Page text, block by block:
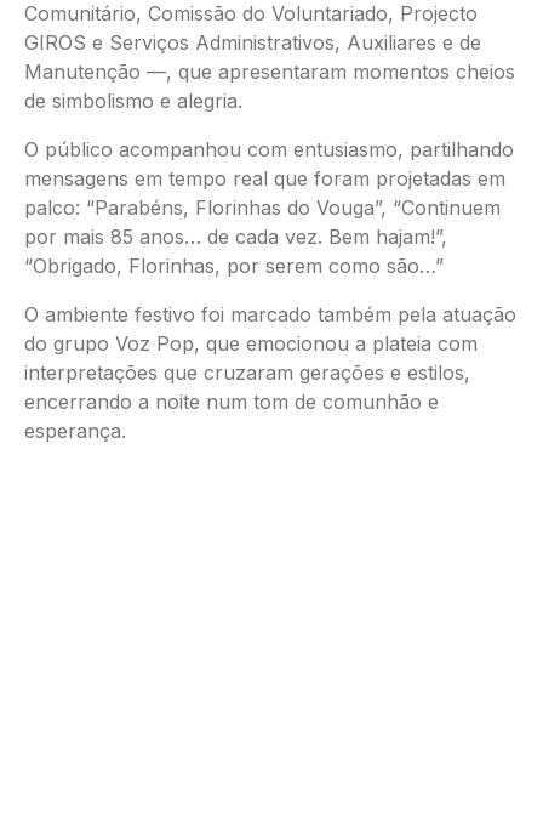
Comunitário, Comissão do Voluntariado, Projecto
GIROS e Serviços Administrativos, Auxiliares e de
Manutenção —, que apresentaram momentos cheios
de simbolismo e alegria.
O público acompanhou com entusiasmo, partilhando
mensagens em tempo real que foram projetadas em
palco: “Parabéns, Florinhas do Vouga”, “Continuem
por mais 85 anos… de cada vez. Bem hajam!”,
“Obrigado, Florinhas, por serem como são…”
O ambiente festivo foi marcado também pela atuação
do grupo Voz Pop, que emocionou a plateia com
interpretações que cruzaram gerações e estilos,
encerrando a noite num tom de comunhão e
esperança.